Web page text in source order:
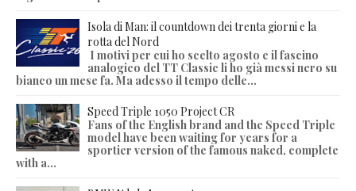
Isola di Man: il countdown dei trenta giorni e la
rotta del Nord
I motivi per cui ho scelto agosto e il fascino
analogico del TT Classic li ho già messi nero su
bianco un mese fa. Ma adesso il tempo delle...
Speed Triple 1050 Project CR
Fans of the English brand and the Speed Triple
model have been waiting for years for a
sportier version of the famous naked, complete
with a...